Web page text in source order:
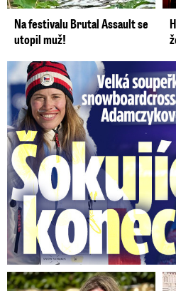
Na festivalu Brutal Assault se
utopil muž!
Velká soupeřka Adamczykové: